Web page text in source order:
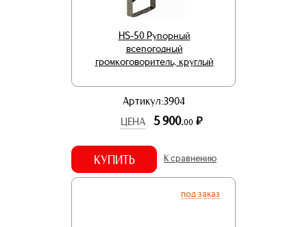
HS-50 Рупорный
всепогодный
громкоговоритель, круглый
Артикул:3904
ЦЕНА
5 900.00 р.
КУПИТЬ К сравнению
под заказ